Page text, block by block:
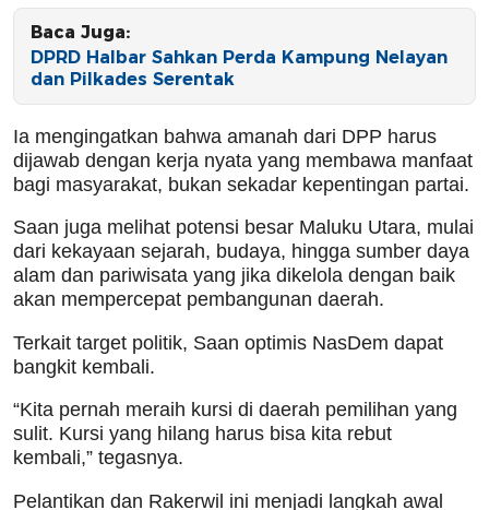
Baca Juga:
DPRD Halbar Sahkan Perda Kampung Nelayan
dan Pilkades Serentak
Ia mengingatkan bahwa amanah dari DPP harus
dijawab dengan kerja nyata yang membawa manfaat
bagi masyarakat, bukan sekadar kepentingan partai.
Saan juga melihat potensi besar Maluku Utara, mulai
dari kekayaan sejarah, budaya, hingga sumber daya
alam dan pariwisata yang jika dikelola dengan baik
akan mempercepat pembangunan daerah.
Terkait target politik, Saan optimis NasDem dapat
bangkit kembali.
“Kita pernah meraih kursi di daerah pemilihan yang
sulit. Kursi yang hilang harus bisa kita rebut
kembali,” tegasnya.
Pelantikan dan Rakerwil ini menjadi langkah awal